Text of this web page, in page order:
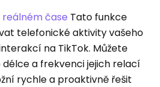
čase Tato funkce
telefonické aktivity vašeho
na TikTok. Můžete
a frekvenci jejich relací
rychle a proaktivně řešit